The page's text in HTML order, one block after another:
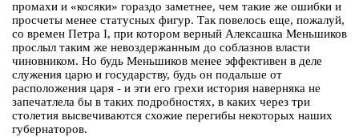
промахи и «косяки» гораздо заметнее, чем такие же ошибки и
просчеты менее статусных фигур. Так повелось еще, пожалуй,
со времен Петра I, при котором верный Алексашка Меньшиков
прослыл таким же невоздержанным до соблазнов власти
чиновником. Но будь Меньшиков менее эффективен в деле
служения царю и государству, будь он подальше от
расположения царя - и эти его грехи история наверняка не
запечатлела бы в таких подробностях, в каких через три
столетия высвечиваются схожие перегибы некоторых наших
губернаторов.